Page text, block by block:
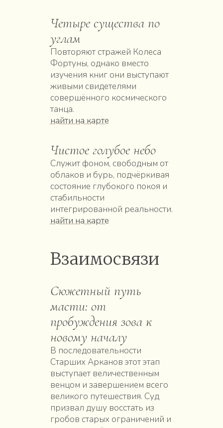
Четыре существа по
углам
Повторяют стражей Колеса
Фортуны, однако вместо
изучения книг они выступают
живыми свидетелями
совершённого космического
танца.
найти на карте
Чистое голубое небо
Служит фоном, свободным от
облаков и бурь, подчёркивая
состояние глубокого покоя и
стабильности
интегрированной реальности.
найти на карте
Взаимосвязи
Сюжетный путь
масти: от
пробуждения зова к
новому началу
В последовательности
Старших Арканов этот этап
выступает величественным
венцом и завершением всего
великого путешествия. Суд
призвал душу восстать из
гробов старых ограничений и